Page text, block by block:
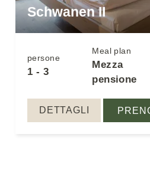
Schwanen II
persone
1 - 3
Meal plan
Mezza
pensione
DETTAGLI